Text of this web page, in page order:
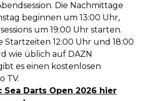
Die Nachmittage
beginnen um 13:00 Uhr,
um 19:00 Uhr starten.
Startzeiten 12:00 Uhr und 18:00
wie üblich auf DAZN
es einen kostenlosen
TV.
Darts Open 2026 hier